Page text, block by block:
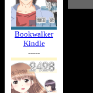
Bookwalker
Kindle
-----